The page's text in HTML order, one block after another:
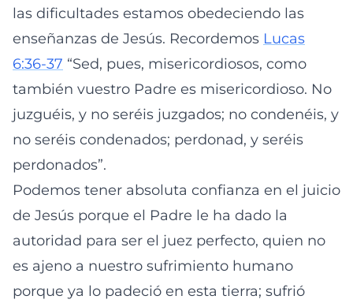
las dificultades estamos obedeciendo las
enseñanzas de Jesús. Recordemos Lucas
6:36-37 “Sed, pues, misericordiosos, como
también vuestro Padre es misericordioso. No
juzguéis, y no seréis juzgados; no condenéis, y
no seréis condenados; perdonad, y seréis
perdonados”.
Podemos tener absoluta confianza en el juicio
de Jesús porque el Padre le ha dado la
autoridad para ser el juez perfecto, quien no
es ajeno a nuestro sufrimiento humano
porque ya lo padeció en esta tierra; sufrió